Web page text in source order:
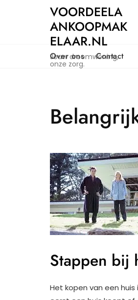
VOORDEELA
ANKOOPMAK
ELAAR.NL
Jouw droomwoning,
onze zorg.
Over ons Contact
Stappen bij
Het kopen van een